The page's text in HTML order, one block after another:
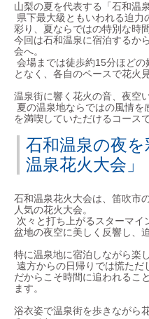
山梨の夏を代表する「石和温
県下最大級ともいわれる迫力
彩り、夏ならではの特別な時
今回は石和温泉に宿泊するか
会へ。
会場までは徒歩約15分ほど
となく、各自のペースで花火
温泉街に響く花火の音、夜空
夏の温泉地ならではの風情
を満喫していただけるコースで
石和温泉の夜
温泉花火大会」
石和温泉花火大会は、笛吹市
人気の花火大会。
次々と打ち上がるスターマイ
盆地の夜空に美しく反響し、
特に温泉地に宿泊しながら楽
遠方からの日帰りでは慌ただ
だからこそ時間に追われるこ
ます。
浴衣姿で温泉街を歩きながら